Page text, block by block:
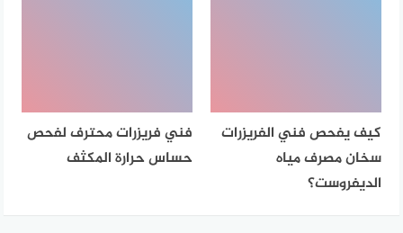
كيف يفحص فني الفريزرات
سخان مصرف مياه
الديفروست؟
فني فريزرات محترف لفحص
حساس حرارة المكثف